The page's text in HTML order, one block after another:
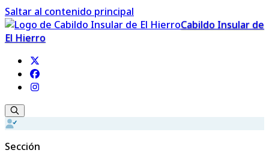
Saltar al contenido principal
Cabildo Insular de
El Hierro
Sección